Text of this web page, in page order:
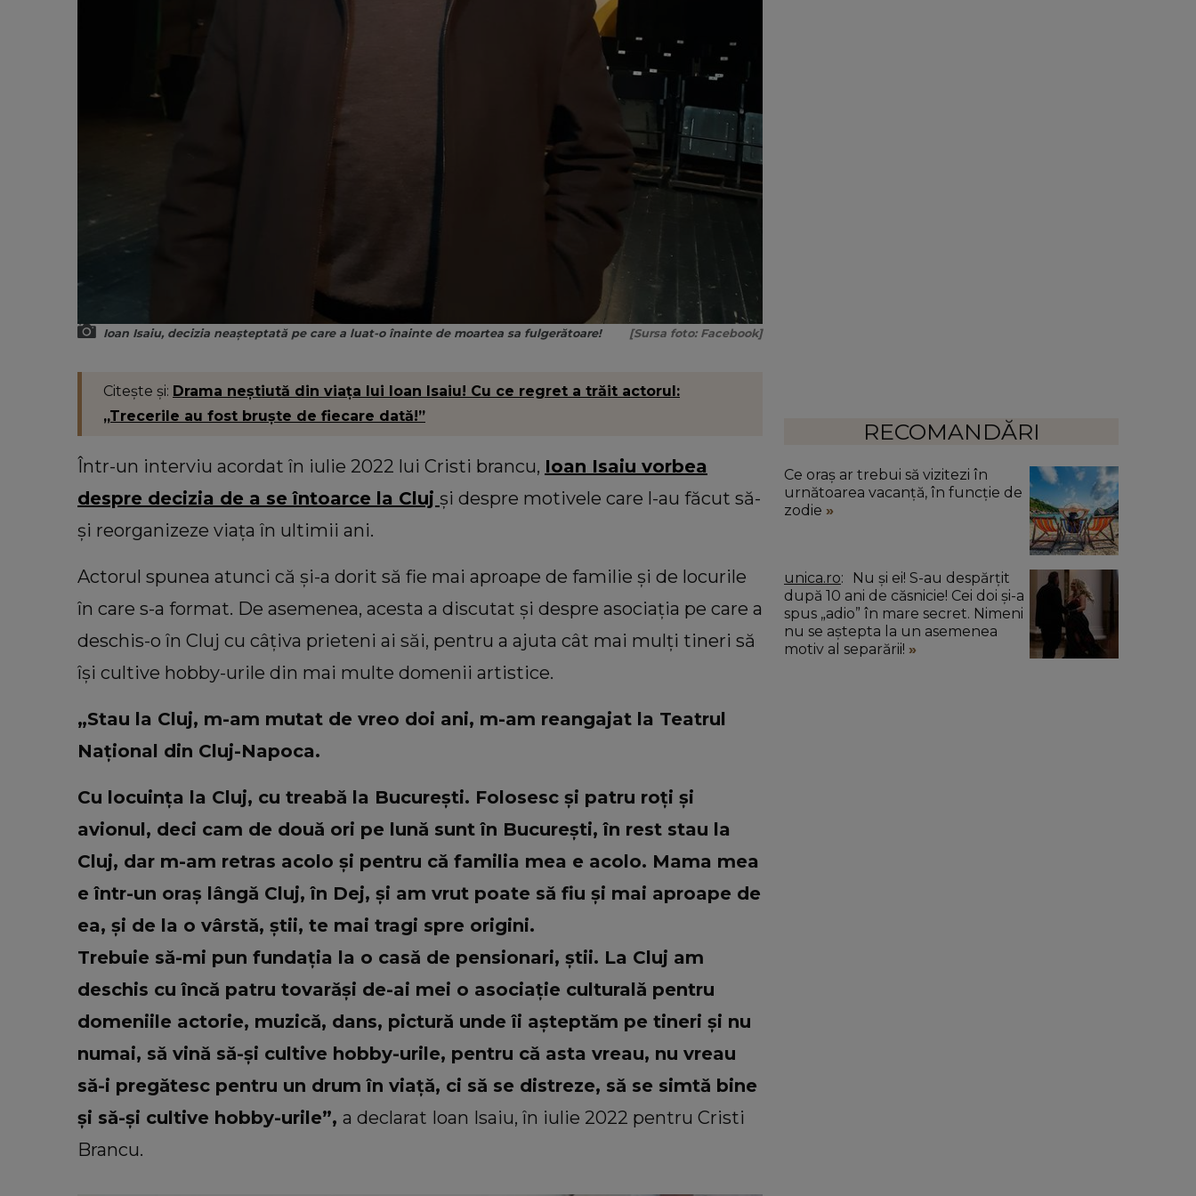
Ioan Isaiu, decizia neașteptată pe care a luat-o înainte de moartea sa fulgerătoare! [Sursa foto: Facebook]
Citește și: Drama neștiută din viața lui Ioan Isaiu! Cu ce regret a trăit actorul:
„Trecerile au fost bruște de fiecare dată!”
Într-un interviu acordat în iulie 2022 lui Cristi brancu, Ioan Isaiu vorbea
despre decizia de a se întoarce la Cluj și despre motivele care l-au făcut să-
și reorganizeze viața în ultimii ani.
Actorul spunea atunci că și-a dorit să fie mai aproape de familie și de locurile
în care s-a format. De asemenea, acesta a discutat și despre asociația pe care a
deschis-o în Cluj cu câțiva prieteni ai săi, pentru a ajuta cât mai mulți tineri să
își cultive hobby-urile din mai multe domenii artistice.
„Stau la Cluj, m-am mutat de vreo doi ani, m-am reangajat la Teatrul
Național din Cluj-Napoca.
Cu locuința la Cluj, cu treabă la București. Folosesc și patru roți și
avionul, deci cam de două ori pe lună sunt în București, în rest stau la
Cluj, dar m-am retras acolo și pentru că familia mea e acolo. Mama mea
e într-un oraș lângă Cluj, în Dej, și am vrut poate să fiu și mai aproape de
ea, și de la o vârstă, știi, te mai tragi spre origini.
Trebuie să-mi pun fundația la o casă de pensionari, știi. La Cluj am
deschis cu încă patru tovarăși de-ai mei o asociație culturală pentru
domeniile actorie, muzică, dans, pictură unde îi așteptăm pe tineri și nu
numai, să vină să-și cultive hobby-urile, pentru că asta vreau, nu vreau
să-i pregătesc pentru un drum în viață, ci să se distreze, să se simtă bine
și să-și cultive hobby-urile”, a declarat Ioan Isaiu, în iulie 2022 pentru Cristi
Brancu.
RECOMANDĂRI
Ce oraș ar trebui să vizitezi în
urnătoarea vacanță, în funcție de
zodie
unica.ro
după 10 ani de căsnicie! Cei doi și-a
spus „adio” în mare secret. Nimeni
nu se aștepta la un asemenea
motiv al separării!